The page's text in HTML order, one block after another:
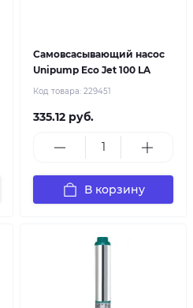
Самовсасывающий насос
Unipump Eco Jet 100 LA
Код товара: 229451
335.12 руб.
В корзину